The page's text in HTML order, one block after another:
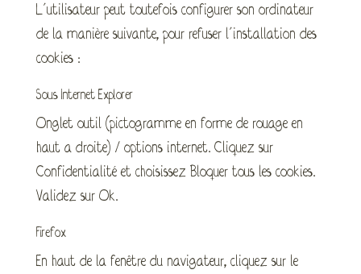
L’utilisateur peut toutefois configurer son ordinateur
de la manière suivante, pour refuser l’installation des
cookies :
Sous Internet Explorer
Onglet outil (pictogramme en forme de rouage en
haut a droite) / options internet. Cliquez sur
Confidentialité et choisissez Bloquer tous les cookies.
Validez sur Ok.
Firefox
En haut de la fenêtre du navigateur, cliquez sur le